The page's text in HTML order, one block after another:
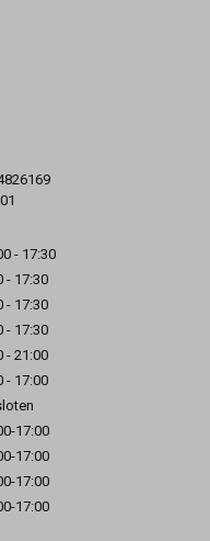
- 17:30
- 17:30
- 17:30
- 17:30
- 21:00
- 17:00
17:00
17:00
17:00
17:00